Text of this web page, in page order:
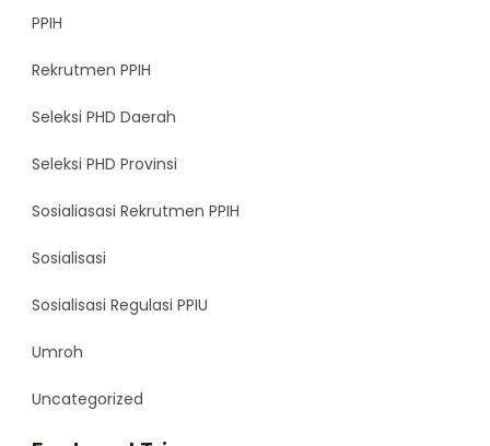
PPIH
Rekrutmen PPIH
Seleksi PHD Daerah
Seleksi PHD Provinsi
Sosialiasasi Rekrutmen PPIH
Sosialisasi
Sosialisasi Regulasi PPIU
Umroh
Uncategorized